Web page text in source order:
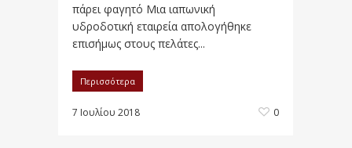
πάρει φαγητό Μια ιαπωνική
υδροδοτική εταιρεία απολογήθηκε
επισήμως στους πελάτες...
Περισσότερα
7 Ιουλίου 2018 0